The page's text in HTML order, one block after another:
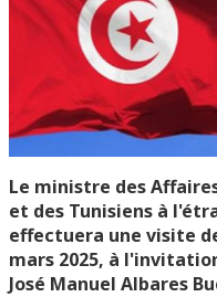
Le ministre des
et des Tunisiens à
effectuera une visite
mars 2025, à
José Manuel Albares